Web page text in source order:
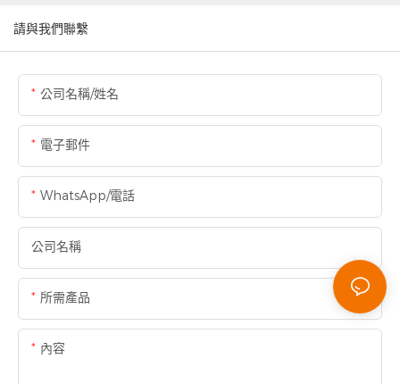
請與我們聯繫
公司名稱/姓名
電子郵件
WhatsApp/電話
公司名稱
所需產品
內容